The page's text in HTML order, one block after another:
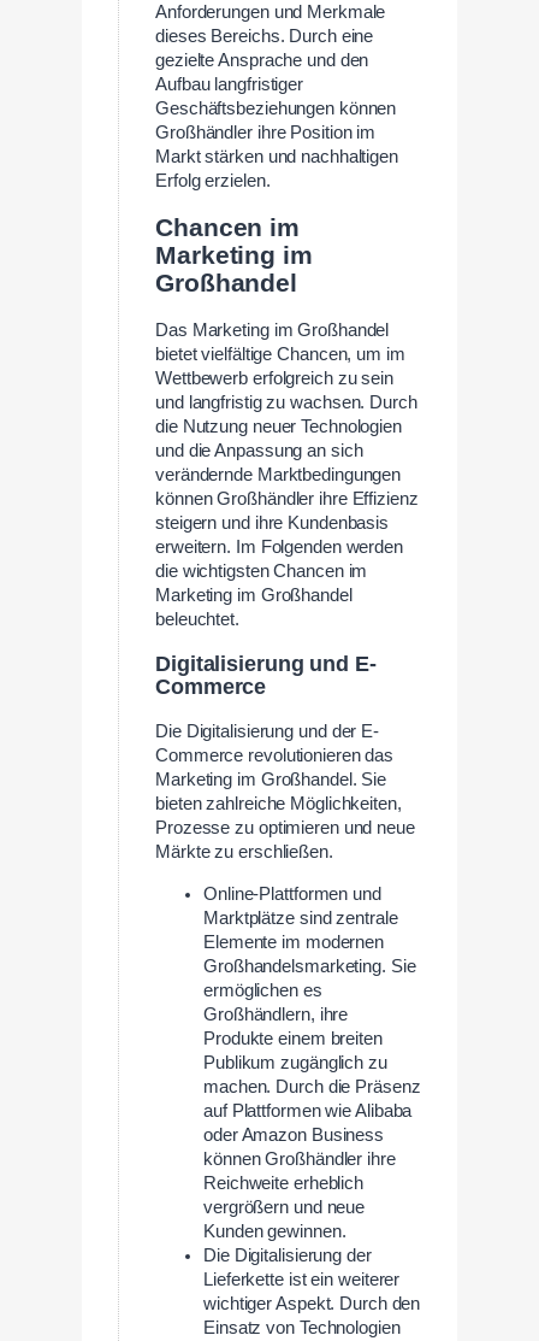
Anforderungen und Merkmale
dieses Bereichs. Durch eine
gezielte Ansprache und den
Aufbau langfristiger
Geschäftsbeziehungen können
Großhändler ihre Position im
Markt stärken und nachhaltigen
Erfolg erzielen.
Chancen im
Marketing im
Großhandel
Das Marketing im Großhandel
bietet vielfältige Chancen, um im
Wettbewerb erfolgreich zu sein
und langfristig zu wachsen. Durch
die Nutzung neuer Technologien
und die Anpassung an sich
verändernde Marktbedingungen
können Großhändler ihre Effizienz
steigern und ihre Kundenbasis
erweitern. Im Folgenden werden
die wichtigsten Chancen im
Marketing im Großhandel
beleuchtet.
Digitalisierung und E-
Commerce
Die Digitalisierung und der E-
Commerce revolutionieren das
Marketing im Großhandel. Sie
bieten zahlreiche Möglichkeiten,
Prozesse zu optimieren und neue
Märkte zu erschließen.
Online-Plattformen und
Marktplätze sind zentrale
Elemente im modernen
Großhandelsmarketing. Sie
ermöglichen es
Großhändlern, ihre
Produkte einem breiten
Publikum zugänglich zu
machen. Durch die Präsenz
auf Plattformen wie Alibaba
oder Amazon Business
können Großhändler ihre
Reichweite erheblich
vergrößern und neue
Kunden gewinnen.
Die Digitalisierung der
Lieferkette ist ein weiterer
wichtiger Aspekt. Durch den
Einsatz von Technologien